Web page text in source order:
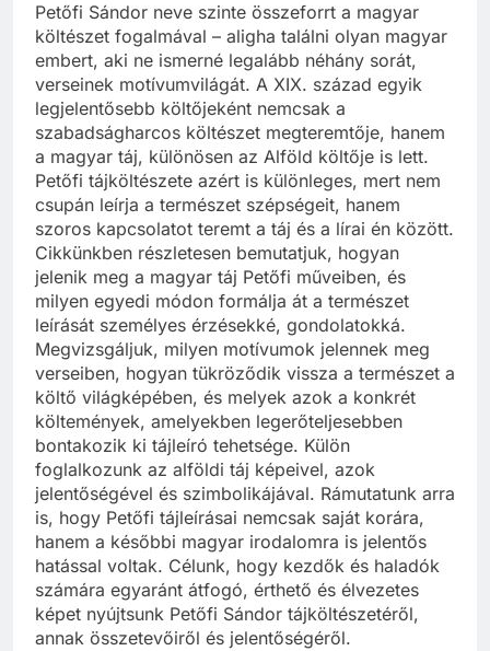
Petőfi Sándor neve szinte összeforrt a magyar
költészet fogalmával – aligha találni olyan magyar
embert, aki ne ismerné legalább néhány sorát,
verseinek motívumvilágát. A XIX. század egyik
legjelentősebb költőjeként nemcsak a
szabadságharcos költészet megteremtője, hanem
a magyar táj, különösen az Alföld költője is lett.
Petőfi tájköltészete azért is különleges, mert nem
csupán leírja a természet szépségeit, hanem
szoros kapcsolatot teremt a táj és a lírai én között.
Cikkünkben részletesen bemutatjuk, hogyan
jelenik meg a magyar táj Petőfi műveiben, és
milyen egyedi módon formálja át a természet
leírását személyes érzésekké, gondolatokká.
Megvizsgáljuk, milyen motívumok jelennek meg
verseiben, hogyan tükröződik vissza a természet a
költő világképében, és melyek azok a konkrét
költemények, amelyekben legerőteljesebben
bontakozik ki tájleíró tehetsége. Külön
foglalkozunk az alföldi táj képeivel, azok
jelentőségével és szimbolikájával. Rámutatunk arra
is, hogy Petőfi tájleírásai nemcsak saját korára,
hanem a későbbi magyar irodalomra is jelentős
hatással voltak. Célunk, hogy kezdők és haladók
számára egyaránt átfogó, érthető és élvezetes
képet nyújtsunk Petőfi Sándor tájköltészetéről,
annak összetevőiről és jelentőségéről.